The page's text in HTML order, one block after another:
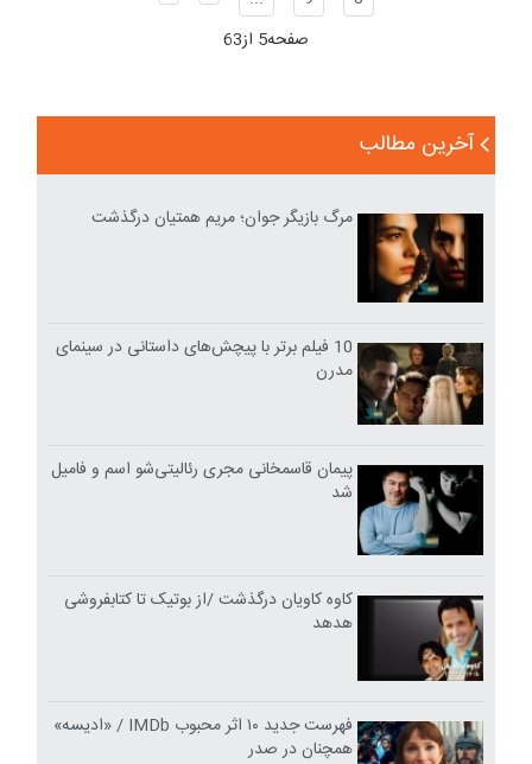
صفحه5 از63
آخرین مطالب
مرگ بازیگر جوان؛ مریم همتیان درگذشت
10 فیلم برتر با پیچش‌های داستانی در سینمای
مدرن
پیمان قاسمخانی مجری رئالیتی‌شو اسم و فامیل
شد
کاوه کاویان درگذشت /از بوتیک تا کتابفروشی
هدهد
فهرست جدید ۱۰ اثر محبوب IMDb / «ادیسه»
همچنان در صدر